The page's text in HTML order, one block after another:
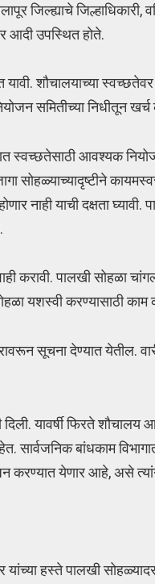
जिल्हाधिकारी,
आदी उपस्थित होते.
शौचालयाच्या
समितीच्या निधीतून खर्च
स्वच्छतेसाठी आवश्यक
सोहळ्याच्यादृष्टीने
नाही याची दक्षता घ्यावी.
करावी. पालखी सोहळा
यशस्वी करण्यासाठी काम
सूचना देण्यात येतील.
दिली. यावर्षी फिरते
बांधकाम
करण्यात येणार आहे, असे
हस्ते पालखी